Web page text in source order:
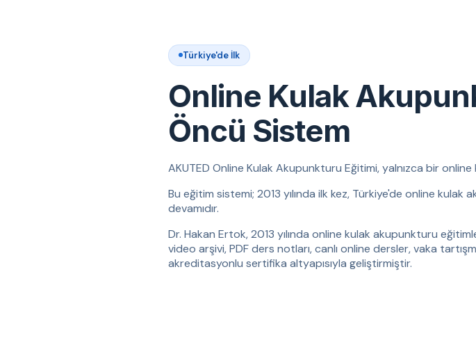
Türkiye'de İlk
Online Kulak
Öncü Sistem
AKUTED Online Kulak Akupunkturu Eğitimi, yalnızca bir online
Bu eğitim sistemi; 2013 yılında ilk kez, Türkiye'de online kulak
devamıdır.
Dr. Hakan Ertok, 2013 yılında online kulak akupunkturu
video arşivi, PDF ders notları, canlı online dersler, vaka
akreditasyonlu sertifika altyapısıyla geliştirmiştir.